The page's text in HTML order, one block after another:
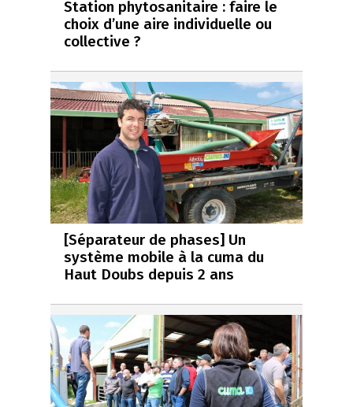
Station phytosanitaire : faire le
choix d’une aire individuelle ou
collective ?
[Séparateur de phases] Un
système mobile à la cuma du
Haut Doubs depuis 2 ans